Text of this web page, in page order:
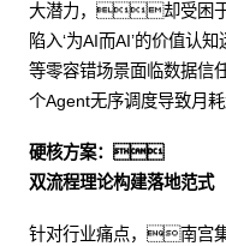
大潜力，却受困
陷入‘为AI而AI’的价值
等零容错场景面临数据
个Agent无序调度导致月
硬核方案：
双流程理论构建落地范式
针对行业痛点，南宫